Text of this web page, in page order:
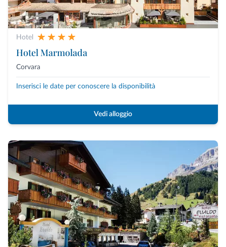
Hotel
Hotel Marmolada
Corvara
Inserisci le date per conoscere la disponibilità
Vedi alloggio